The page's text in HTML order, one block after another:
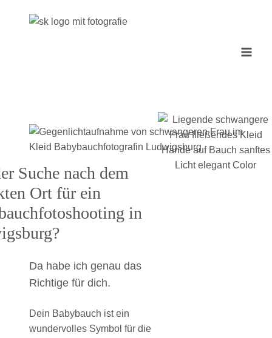
Suche nach dem
Ort für ein
in
Da habe ich genau das
Richtige für dich.
Dein Babybauch ist ein
wundervolles Symbol für die